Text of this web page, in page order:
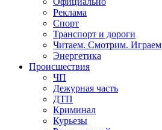
Реклама
Спорт
Транспорт и дороги
Читаем. Смотрим. Играем
Энергетика
Происшествия
ЧП
Дежурная часть
ДТП
Криминал
Курьезы